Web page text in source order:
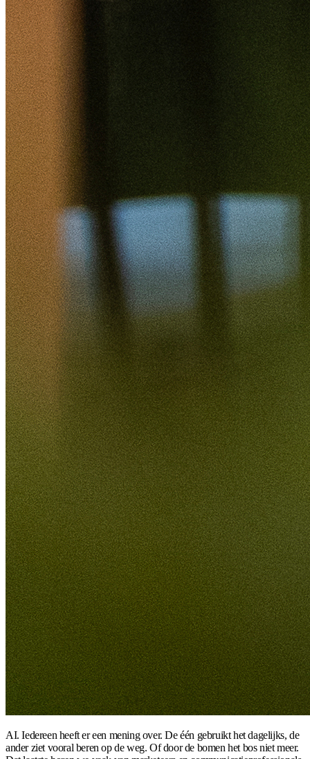
AI. Iedereen heeft er een mening over. De één gebruikt het dagelijks, de
ander ziet vooral beren op de weg. Of door de bomen het bos niet meer.